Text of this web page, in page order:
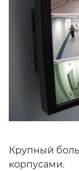
Крупный
корпусами.